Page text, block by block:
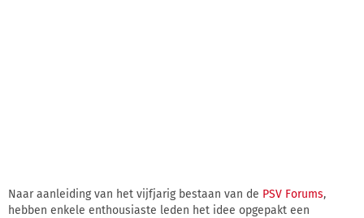
Naar aanleiding van het vijfjarig bestaan van de PSV Forums,
hebben enkele enthousiaste leden het idee opgepakt een